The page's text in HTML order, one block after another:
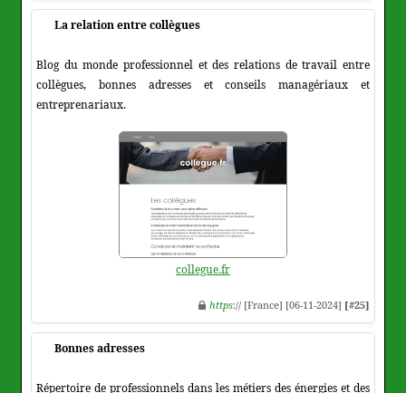
La relation entre collègues
Blog du monde professionnel et des relations de travail entre
collègues, bonnes adresses et conseils managériaux et
entreprenariaux.
collegue.fr
https:// [France] [06-11-2024] [#25]
Bonnes adresses
Répertoire de professionnels dans les métiers des énergies et des